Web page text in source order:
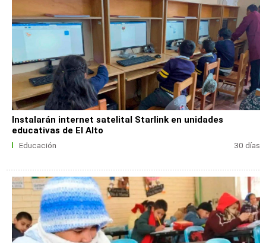
Instalarán internet satelital Starlink en unidades
educativas de El Alto
Educación 30 días